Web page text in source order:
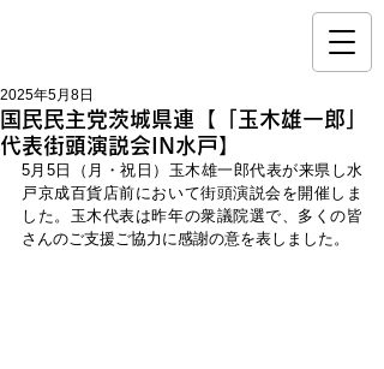
国民民主党茨城県連【「玉木雄一郎」
代表街頭演説会IN水戸】
2025年5月8日
5月5日（月・祝日）玉木雄一郎代表が来県し水
戸京成百貨店前において街頭演説会を開催しま
した。玉木代表は昨年の衆議院選で、多くの皆
さんのご支援ご協力に感謝の意を表しました。